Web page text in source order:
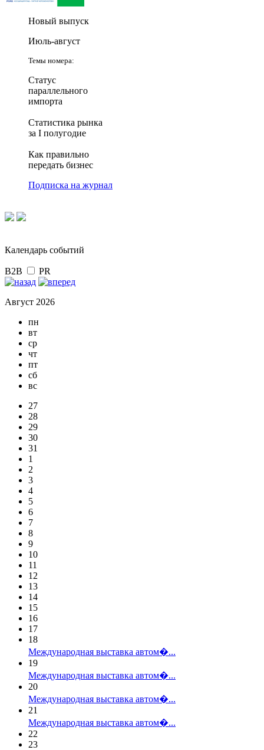
Новый выпуск
Июль-август
Темы номера:
Статус
параллельного
импорта
Статистика рынка
за I полугодие
Как правильно
передать бизнес
Подписка на журнал
Календарь событий
B2B PR
Август 2026
пн
вт
ср
чт
пт
сб
вс
27
28
29
30
31
1
2
3
4
5
6
7
8
9
10
11
12
13
14
15
16
17
18
Международная выставка автом�...
19
Международная выставка автом�...
20
Международная выставка автом�...
21
Международная выставка автом�...
22
23